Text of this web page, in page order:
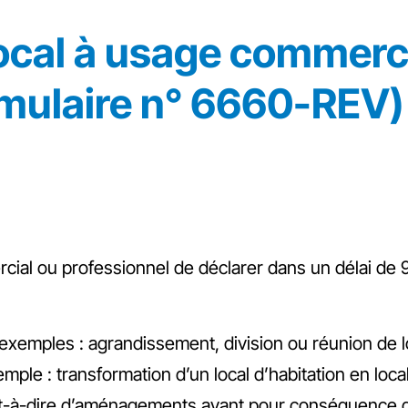
à usage
n° 6660-
ou professionnel de déclarer dans un délai de
: agrandissement, division ou réunion de
: transformation d’un local d’habitation en